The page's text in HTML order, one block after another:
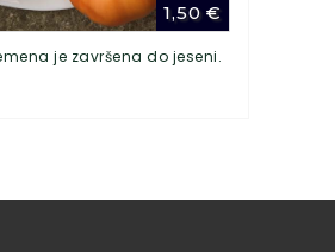
1,50€
je završena do jeseni.